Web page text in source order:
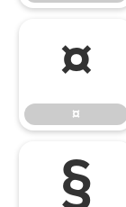
¤
¤
§